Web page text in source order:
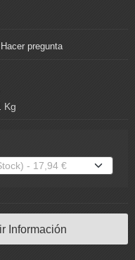
Hacer pregunta
Kg
Información